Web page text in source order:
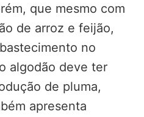
que mesmo com
de arroz e feijão,
no
algodão deve ter
de pluma,
apresenta